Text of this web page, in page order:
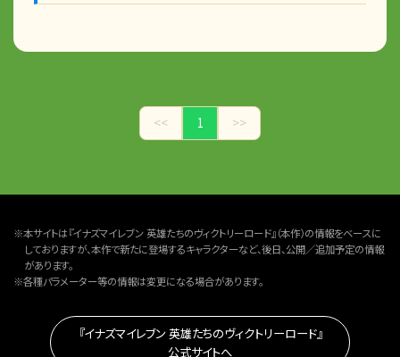
<< 1 >>
※本サイトは『イナズマイレブン 英雄たちのヴィクトリーロード』（本作）の情報をベースに
しておりますが、本作で新たに登場するキャラクターなど、後日、公開／追加予定の情報
があります。
※各種パラメーター等の情報は変更になる場合があります。
『イナズマイレブン 英雄たちのヴィクトリーロード』
公式サイトへ